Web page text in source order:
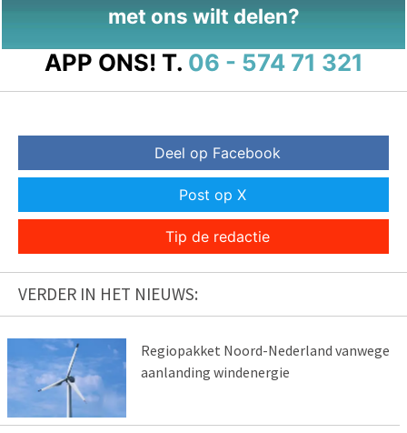
met ons wilt delen?
APP ONS! T. 06 - 574 71 321
Deel op Facebook
Post op X
Tip de redactie
VERDER IN HET NIEUWS:
Regiopakket Noord-Nederland vanwege
aanlanding windenergie